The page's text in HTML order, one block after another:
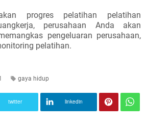
progres pelatihan pelatihan
perusahaan Anda akan
pengeluaran perusahaan,
pelatihan.
gaya hidup
twitter linkedin